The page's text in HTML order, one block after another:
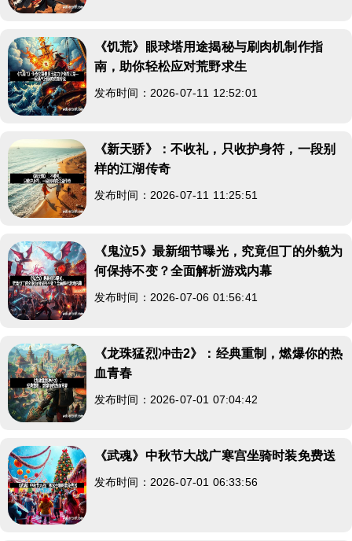
《饥荒》眼球塔用途揭秘与刷肉机制作指
南，助你轻松应对荒野求生
发布时间：2026-07-11 12:52:01
《新天骄》：不收礼，只收护身符，一段别
样的江湖传奇
发布时间：2026-07-11 11:25:51
《鬼泣5》最新细节曝光，究竟但丁的外貌为
何保持不变？全面解析游戏内幕
发布时间：2026-07-06 01:56:41
《龙珠猛烈冲击2》：经典重制，燃爆你的热
血青春
发布时间：2026-07-01 07:04:42
《武魂》中秋节大战广寒宫坐骑时装免费送
发布时间：2026-07-01 06:33:56